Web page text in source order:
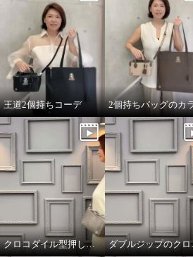
王道2個持ちコーデ
クロコダイル型押しダブルジップのオーラ ダブル